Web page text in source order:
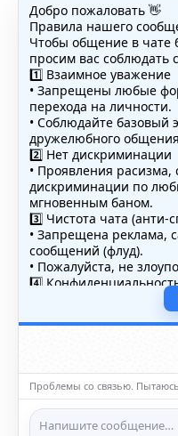
Добро пожаловать 👋
Правила нашего
Чтобы общение в чате
просим вас
1️⃣ Взаимное уважение
• Запрещены любые
перехода на личности.
• Соблюдайте базовый
дружелюбного
2️⃣ Нет дискриминации
• Проявления
дискриминации по
мгновенным баном.
3️⃣ Чистота чата (анти-
• Запрещена реклама,
сообщений (флуд).
• Пожалуйста, не
4️⃣
• Не публикуйте
(телефоны, адреса,
5️⃣ Уместность контента
насилию.
ℹ️ Модераторы и
сообщения и
нарушении правил.
Проблемы со связью. Пытаюсь